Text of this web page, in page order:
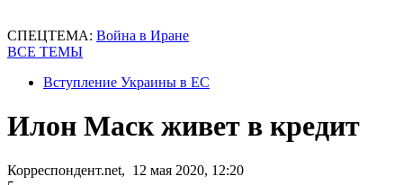
СПЕЦТЕМА: Война в Иране
ВСЕ ТЕМЫ
Вступление Украины в ЕС
Илон Маск живет в кредит
Корреспондент.net, 12 мая 2020, 12:20